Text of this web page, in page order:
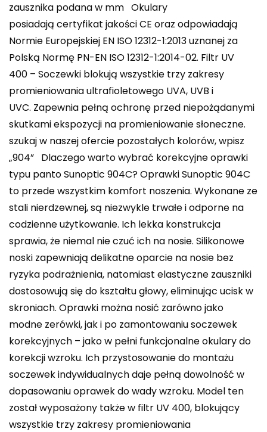
zausznika podana w mm Okulary
posiadają certyfikat jakości CE oraz odpowiadają
Normie Europejskiej EN ISO 12312-1:2013 uznanej za
Polską Normę PN-EN ISO 12312-1:2014-02. Filtr UV
400 – Soczewki blokują wszystkie trzy zakresy
promieniowania ultrafioletowego UVA, UVB i
UVC. Zapewnia pełną ochronę przed niepożądanymi
skutkami ekspozycji na promieniowanie słoneczne.
️szukaj w naszej ofercie pozostałych kolorów, wpisz
„904” Dlaczego warto wybrać korekcyjne oprawki
typu panto Sunoptic 904C? Oprawki Sunoptic 904C
to przede wszystkim komfort noszenia. Wykonane ze
stali nierdzewnej, są niezwykle trwałe i odporne na
codzienne użytkowanie. Ich lekka konstrukcja
sprawia, że niemal nie czuć ich na nosie. Silikonowe
noski zapewniają delikatne oparcie na nosie bez
ryzyka podrażnienia, natomiast elastyczne zauszniki
dostosowują się do kształtu głowy, eliminując ucisk w
skroniach. Oprawki można nosić zarówno jako
modne zerówki, jak i po zamontowaniu soczewek
korekcyjnych – jako w pełni funkcjonalne okulary do
korekcji wzroku. Ich przystosowanie do montażu
soczewek indywidualnych daje pełną dowolność w
dopasowaniu oprawek do wady wzroku. Model ten
został wyposażony także w filtr UV 400, blokujący
wszystkie trzy zakresy promieniowania